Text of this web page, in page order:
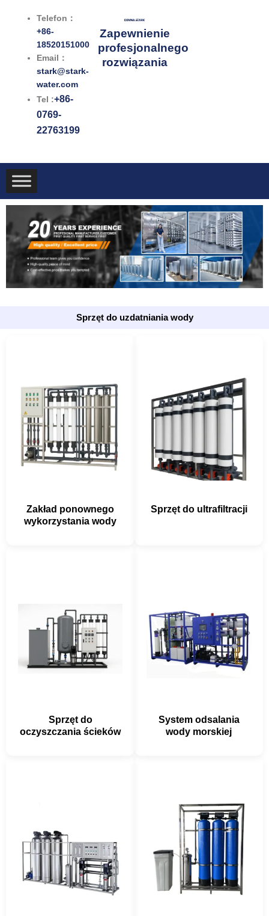
Telefon：
+86-
18520151000
Email：
stark@stark-
water.com
Tel :+86-
0769-
22763199
Zapewnienie
profesjonalnego
rozwiązania
Sprzęt do uzdatniania wody
Zakład ponownego
wykorzystania wody
Sprzęt do ultrafiltracji
Sprzęt do
oczyszczania ścieków
System odsalania
wody morskiej